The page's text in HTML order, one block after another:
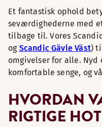
Et fantastisk ophold
seværdighederne med
tilbage til. Vores
og Scandic Gävle Väst)
omgivelser for alle. Nyd
komfortable senge, og
HVORDAN
RIGTIGE